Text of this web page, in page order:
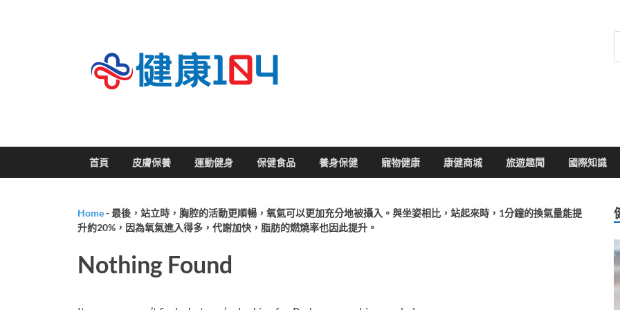
首頁 皮膚保養 運動健身 保健食品 養身保健 寵物健康 康健商城 旅遊趣聞 國際知識
Home-最後，站立時，胸腔的活動更順暢，氧氣可以更加充分地被攝入。與坐姿相比，站起來時，1分鐘的換氣量能提
升約20%，因為氧氣進入得多，代謝加快，脂肪的燃燒率也因此提升。
Nothing Found